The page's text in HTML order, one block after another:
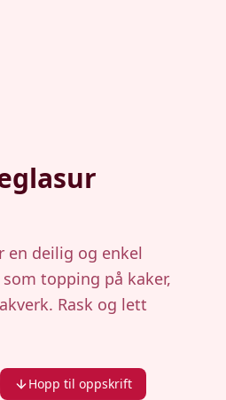
en deilig og enkel
topping på kaker,
Rask og lett
Hopp til oppskrift